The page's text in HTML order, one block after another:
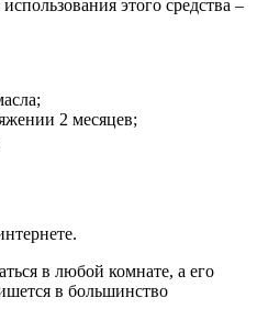
этого средства –
2 месяцев;
в любой комнате, а его
в большинство